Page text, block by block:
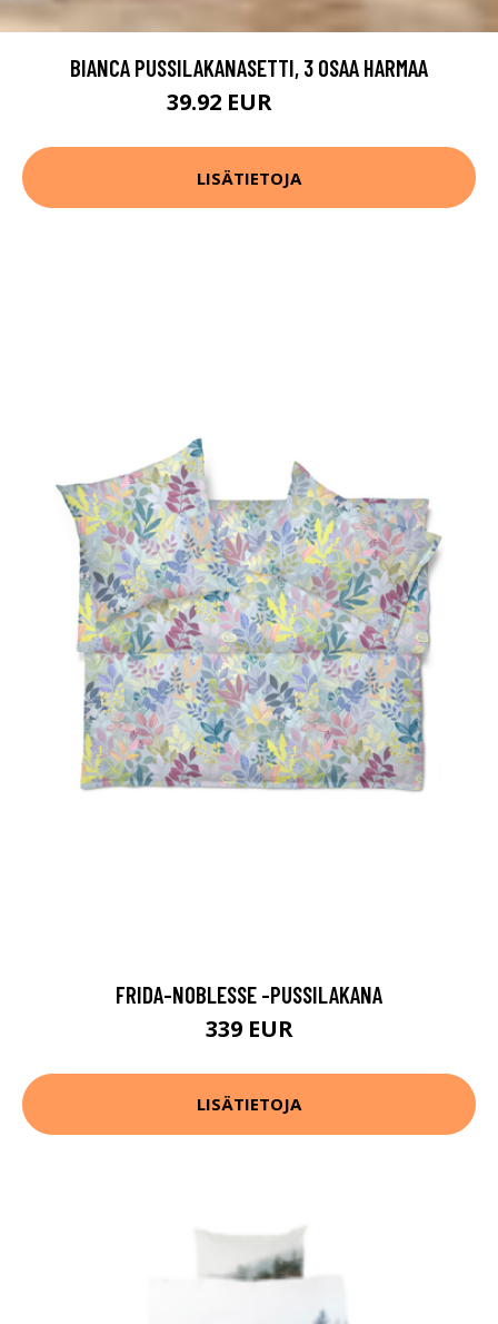
BIANCA PUSSILAKANASETTI, 3 OSAA HARMAA
39.92 EUR
LISÄTIETOJA
FRIDA-NOBLESSE -PUSSILAKANA
339 EUR
LISÄTIETOJA